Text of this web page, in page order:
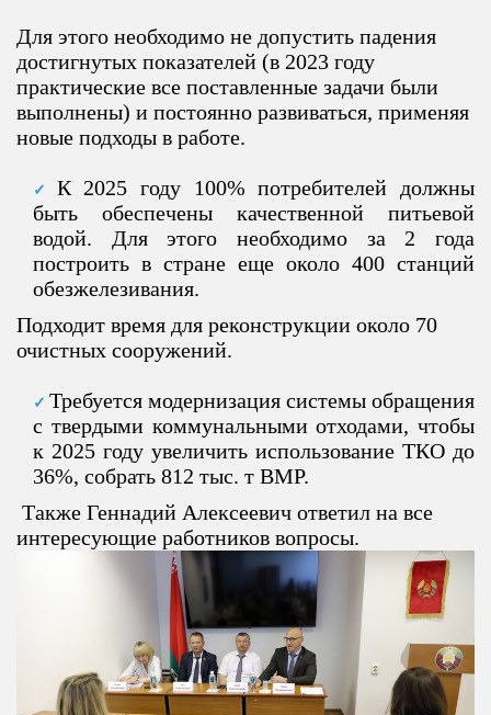
Для этого необходимо не допустить падения
достигнутых показателей (в 2023 году
практические все поставленные задачи были
выполнены) и постоянно развиваться, применяя
новые подходы в работе.
К 2025 году 100% потребителей должны
быть обеспечены качественной питьевой
водой. Для этого необходимо за 2 года
построить в стране еще около 400 станций
обезжелезивания.
Подходит время для реконструкции около 70
очистных сооружений.
Требуется модернизация системы обращения
с твердыми коммунальными отходами, чтобы
к 2025 году увеличить использование ТКО до
36%, собрать 812 тыс. т ВМР.
Также Геннадий Алексеевич ответил на все
интересующие работников вопросы.